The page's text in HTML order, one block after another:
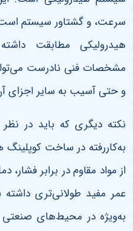
سرعت، و گشتاور سیستم است
هیدرولیکی مطابقت
مشخصات فنی نادرست
و حتی آسیب به سایر اجزای
نکته دیگری که باید در
به‌کاررفته در ساخت
از مواد مقاوم در برابر
عمر مفید طولانی‌تری
به‌ویژه در محیط‌های